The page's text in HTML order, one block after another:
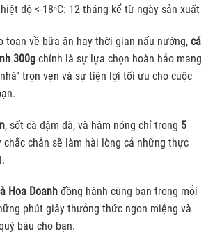
<-18ᵒC: 12 tháng kể từ ngày sản xuất
toan về bữa ăn hay thời gian nấu nướng, cá
300g chính là sự lựa chọn hoàn hảo mang
trọn vẹn và sự tiện lợi tối ưu cho cuộc
, sốt cà đậm đà, và hâm nóng chỉ trong 5
chắc chắn sẽ làm hài lòng cả những thực
Hoa Doanh đồng hành cùng bạn trong mỗi
phút giây thưởng thức ngon miệng và
báu cho bạn.